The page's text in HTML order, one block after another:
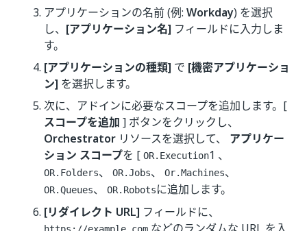
アプリケーションの名前 (例: Workday) を選択
し、 [アプリケーション名] フィールドに入力しま
す。
[アプリケーションの種類] で [機密アプリケーショ
ン] を選択します。
次に、アドインに必要なスコープを追加します。[
スコープを追加 ] ボタンをクリックし、
Orchestrator リソースを選択して、 アプリケー
ション スコープを [ OR.Execution1 、
OR.Folders、 OR.Jobs、 Or.Machines、
OR.Queues、 OR.Robotsに追加します。
[リダイレクト URL] フィールドに、